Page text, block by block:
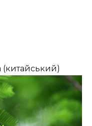
(китайський)